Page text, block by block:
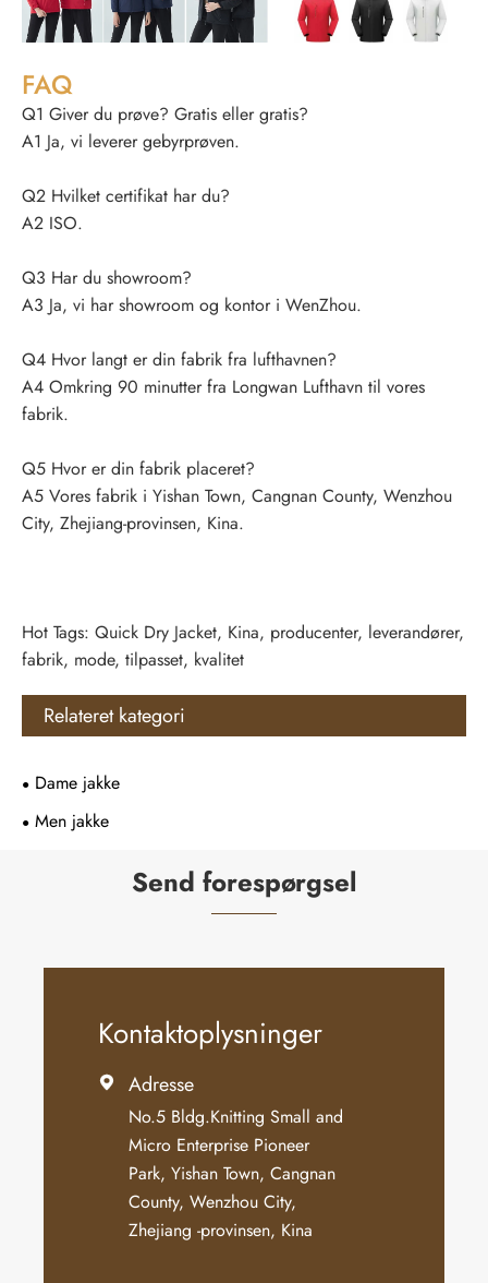
FAQ
Q1 Giver du prøve? Gratis eller gratis?
A1 Ja, vi leverer gebyrprøven.
Q2 Hvilket certifikat har du?
A2 ISO.
Q3 Har du showroom?
A3 Ja, vi har showroom og kontor i WenZhou.
Q4 Hvor langt er din fabrik fra lufthavnen?
A4 Omkring 90 minutter fra Longwan Lufthavn til vores
fabrik.
Q5 Hvor er din fabrik placeret?
A5 Vores fabrik i Yishan Town, Cangnan County, Wenzhou
City, Zhejiang-provinsen, Kina.
Hot Tags: Quick Dry Jacket, Kina, producenter, leverandører,
fabrik, mode, tilpasset, kvalitet
Relateret kategori
Dame jakke
Men jakke
Send forespørgsel
Kontaktoplysninger
 Adresse
No.5 Bldg.Knitting Small and
Micro Enterprise Pioneer
Park, Yishan Town, Cangnan
County, Wenzhou City,
Zhejiang -provinsen, Kina